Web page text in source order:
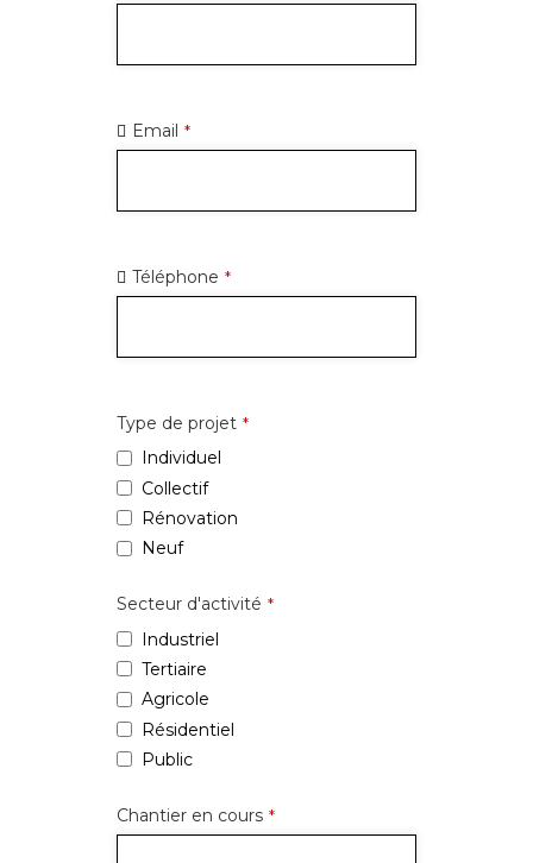
Email *
Téléphone *
Type de projet *
Individuel
Collectif
Rénovation
Neuf
Secteur d'activité *
Industriel
Tertiaire
Agricole
Résidentiel
Public
Chantier en cours *